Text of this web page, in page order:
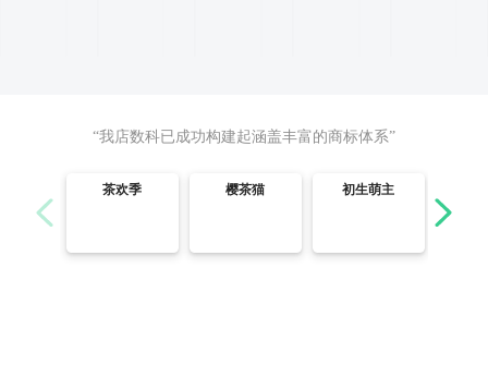
“我店数科已成功构建起涵盖丰富的商标体系”
茶欢季 樱茶猫 初生萌主